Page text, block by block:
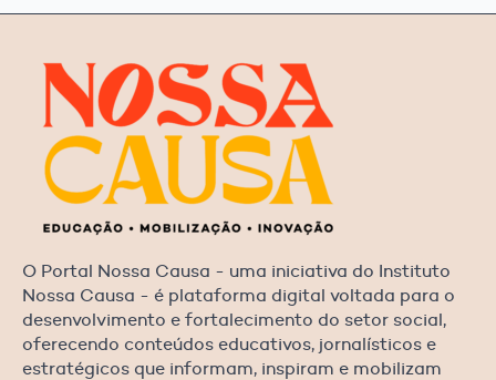
O Portal Nossa Causa - uma iniciativa do Instituto
Nossa Causa - é plataforma digital voltada para o
desenvolvimento e fortalecimento do setor social,
oferecendo conteúdos educativos, jornalísticos e
estratégicos que informam, inspiram e mobilizam